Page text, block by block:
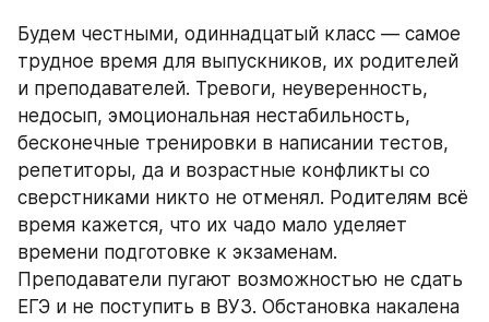
Будем честными, одиннадцатый класс — самое
трудное время для выпускников, их родителей
и преподавателей. Тревоги, неуверенность,
недосып, эмоциональная нестабильность,
бесконечные тренировки в написании тестов,
репетиторы, да и возрастные конфликты со
сверстниками никто не отменял. Родителям всё
время кажется, что их чадо мало уделяет
времени подготовке к экзаменам.
Преподаватели пугают возможностью не сдать
ЕГЭ и не поступить в ВУЗ. Обстановка накалена